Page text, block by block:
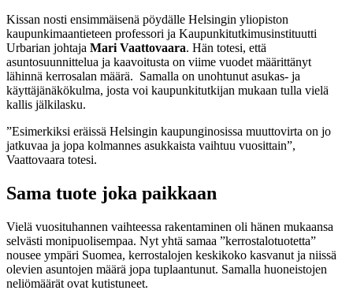
Kissan nosti ensimmäisenä pöydälle Helsingin yliopiston
kaupunkimaantieteen professori ja Kaupunkitutkimusinstituutti
Urbarian johtaja Mari Vaattovaara. Hän totesi, että
asuntosuunnittelua ja kaavoitusta on viime vuodet määrittänyt
lähinnä kerrosalan määrä. Samalla on unohtunut asukas- ja
käyttäjänäkökulma, josta voi kaupunkitutkijan mukaan tulla vielä
kallis jälkilasku.
”Esimerkiksi eräissä Helsingin kaupunginosissa muuttovirta on jo
jatkuvaa ja jopa kolmannes asukkaista vaihtuu vuosittain”,
Vaattovaara totesi.
Sama tuote joka paikkaan
Vielä vuosituhannen vaihteessa rakentaminen oli hänen mukaansa
selvästi monipuolisempaa. Nyt yhtä samaa ”kerrostalotuotetta”
nousee ympäri Suomea, kerrostalojen keskikoko kasvanut ja niissä
olevien asuntojen määrä jopa tuplaantunut. Samalla huoneistojen
neliömäärät ovat kutistuneet.